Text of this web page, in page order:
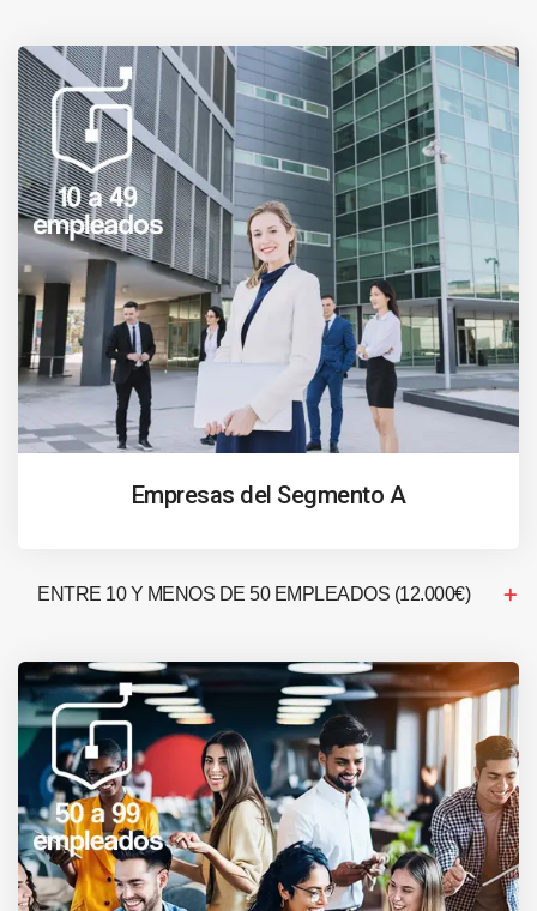
Empresas del Segmento A
ENTRE 10 Y MENOS DE 50 EMPLEADOS (12.000€)